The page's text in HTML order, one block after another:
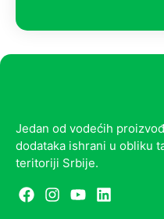
Jedan od vodećih
dodataka ishrani u obliku
teritoriji Srbije.